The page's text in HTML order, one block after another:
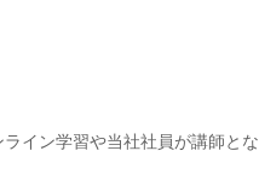
イン学習や当社社員が講師とな